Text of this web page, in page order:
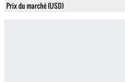
Prix du marché (USD)